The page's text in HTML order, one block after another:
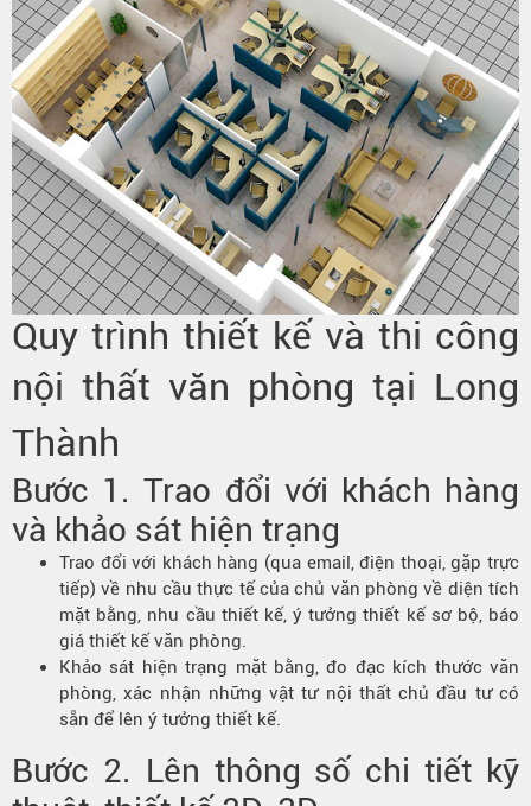
Quy trình thiết kế và thi công
nội thất văn phòng tại Long
Thành
Bước 1. Trao đổi với khách hàng
và khảo sát hiện trạng
Trao đổi với khách hàng (qua email, điện thoại, gặp trực
tiếp) về nhu cầu thực tế của chủ văn phòng về diện tích
mặt bằng, nhu cầu thiết kế, ý tưởng thiết kế sơ bộ, báo
giá thiết kế văn phòng.
Khảo sát hiện trạng mặt bằng, đo đạc kích thước văn
phòng, xác nhận những vật tư nội thất chủ đầu tư có
sẵn để lên ý tưởng thiết kế.
Bước 2. Lên thông số chi tiết kỹ